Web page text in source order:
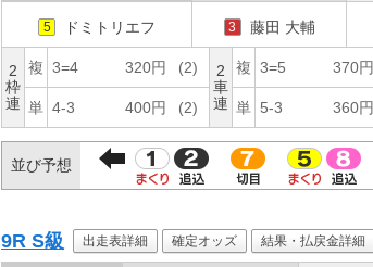
5 ドミトリエフ 3 藤田 大輔
2
枠
連
複 3=4 320円 (2)
2
車
連
複 3=5 370円
単 4-3 400円 (2) 単 5-3 360円
並び予想
9R S級 出走表詳細 確定オッズ 結果・払戻金詳細